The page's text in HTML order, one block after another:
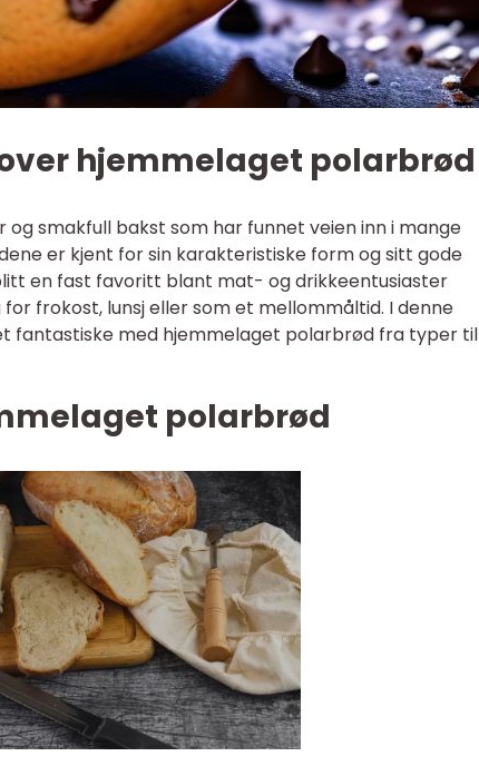
hjemmelaget polarbrød
smakfull bakst som har funnet veien inn i mange
er kjent for sin karakteristiske form og sitt gode
en fast favoritt blant mat- og drikkeentusiaster
frokost, lunsj eller som et mellommåltid. I denne
fantastiske med hjemmelaget polarbrød fra typer til
polarbrød